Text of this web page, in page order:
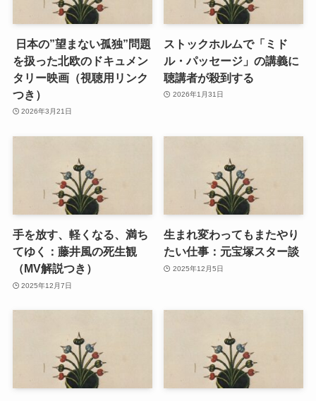
日本の”望まない孤独”問題
を扱った北欧のドキュメン
タリー映画（視聴用リンク
つき）
2026年3月21日
ストックホルムで「ミド
ル・パッセージ」の講義に
聴講者が殺到する
2026年1月31日
手を放す、軽くなる、満ち
てゆく：藤井風の死生観
（MV解説つき）
2025年12月7日
生まれ変わってもまたやり
たい仕事：元宝塚スター談
2025年12月5日